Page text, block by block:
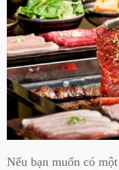
Nếu bạn muốn có